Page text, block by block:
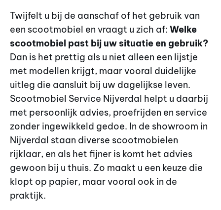
Twijfelt u bij de aanschaf of het gebruik van
een scootmobiel en vraagt u zich af: Welke
scootmobiel past bij uw situatie en gebruik?
Dan is het prettig als u niet alleen een lijstje
met modellen krijgt, maar vooral duidelijke
uitleg die aansluit bij uw dagelijkse leven.
Scootmobiel Service Nijverdal helpt u daarbij
met persoonlijk advies, proefrijden en service
zonder ingewikkeld gedoe. In de showroom in
Nijverdal staan diverse scootmobielen
rijklaar, en als het fijner is komt het advies
gewoon bij u thuis. Zo maakt u een keuze die
klopt op papier, maar vooral ook in de
praktijk.